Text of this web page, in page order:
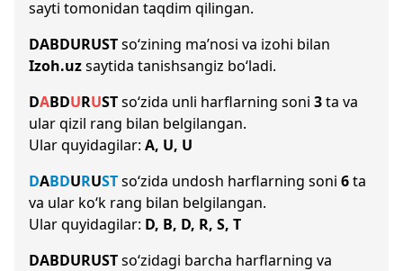
sayti tomonidan taqdim qilingan.
DABDURUSTso‘zining ma’nosi va izohi bilan
Izoh.uzsaytida tanishsangiz bo‘ladi.
DABDURUSTso‘zida unli harflarning soni 3ta va
ular qizil rang bilan belgilangan.
Ular quyidagilar: A, U, U
DABDURUSTso‘zida undosh harflarning soni 6ta
va ular ko‘k rang bilan belgilangan.
Ular quyidagilar: D, B, D, R, S, T
DABDURUSTso‘zidagi barcha harflarning va